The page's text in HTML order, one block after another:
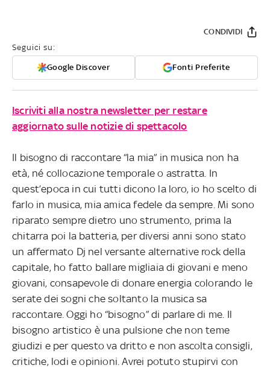
Seguici su:
Google Discover Fonti Preferite
CONDIVIDI
Iscriviti alla nostra newsletter per restare
aggiornato sulle notizie di spettacolo
Il bisogno di raccontare “la mia” in musica non ha
età, né collocazione temporale o astratta. In
quest’epoca in cui tutti dicono la loro, io ho scelto di
farlo in musica, mia amica fedele da sempre. Mi sono
riparato sempre dietro uno strumento, prima la
chitarra poi la batteria, per diversi anni sono stato
un affermato Dj nel versante alternative rock della
capitale, ho fatto ballare migliaia di giovani e meno
giovani, consapevole di donare energia colorando le
serate dei sogni che soltanto la musica sa
raccontare. Oggi ho “bisogno” di parlare di me. Il
bisogno artistico è una pulsione che non teme
giudizi e per questo va dritto e non ascolta consigli,
critiche, lodi e opinioni. Avrei potuto stupirvi con